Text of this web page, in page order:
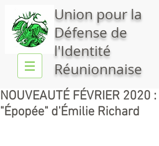
Union pour la
Défense de
l'Identité
Réunionnaise
NOUVEAUTÉ FÉVRIER 2020 :
"Épopée" d'Émilie Richard